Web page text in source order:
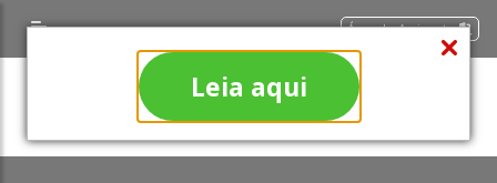
Leia aqui
Área do Assinante